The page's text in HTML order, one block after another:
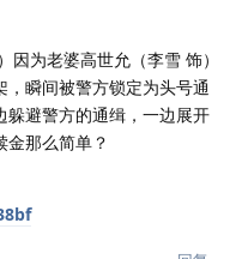
为老婆高世允（李雪 饰）
瞬间被警方锁定为头号通
躲避警方的通缉，一边展开
那么简单？